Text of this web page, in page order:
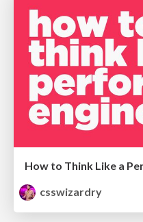
How to Think Like a
csswizardry